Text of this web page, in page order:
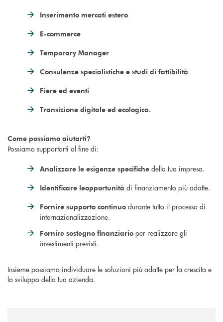
Inserimento mercati estero
E-commerce
Temporary Manager
Consulenze specialistiche e studi di fattibilità
Fiere ed eventi
Transizione digitale ed ecologica.
Come possiamo aiutarti?
Possiamo supportarti al fine di:
Analizzare le esigenze specifiche della tua impresa.
Identificare leopportunità di finanziamento più adatte.
Fornire supporto continuo durante tutto il processo di
internazionalizzazione.
Fornire sostegno finanziario per realizzare gli
investimenti previsti.
Insieme possiamo individuare le soluzioni più adatte per la crescita e
lo sviluppo della tua azienda.